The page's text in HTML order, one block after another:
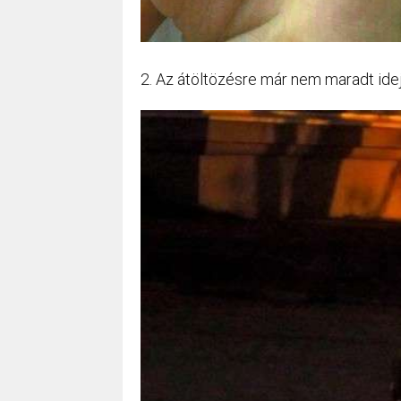
2. Az átöltözésre már nem maradt